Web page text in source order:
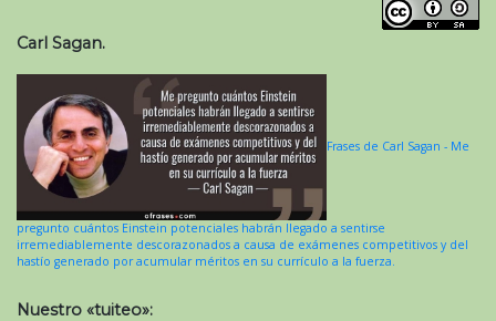
Carl Sagan.
Frases de Carl Sagan - Me
pregunto cuántos Einstein potenciales habrán llegado a sentirse
irremediablemente descorazonados a causa de exámenes competitivos y del
hastío generado por acumular méritos en su currículo a la fuerza.
Nuestro «tuiteo»: